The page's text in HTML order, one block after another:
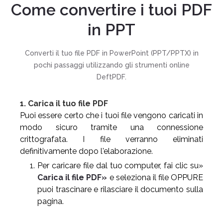
Come convertire i tuoi PDF
in PPT
Converti il tuo file PDF in PowerPoint (PPT/PPTX) in
pochi passaggi utilizzando gli strumenti online
DeftPDF.
1. Carica il tuo file PDF
Puoi essere certo che i tuoi file vengono caricati in
modo sicuro tramite una connessione
crittografata. I file verranno eliminati
definitivamente dopo l'elaborazione.
Per caricare file dal tuo computer, fai clic su»
Carica il file PDF» e seleziona il file OPPURE
puoi trascinare e rilasciare il documento sulla
pagina.